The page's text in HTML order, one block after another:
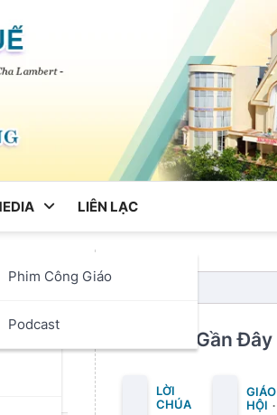
Phim Công Giáo
Podcast
LIÊN LẠC
Bài Viết Gần Đây
LỜI
CHÚA
GIÁO
HỘI